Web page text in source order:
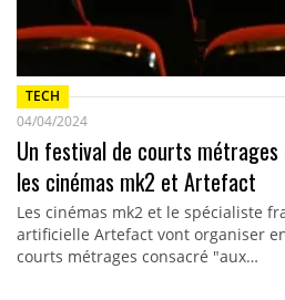
TECH
04/04/2024
Un festival de courts métrages
les cinémas mk2 et Artefact
Les cinémas mk2 et le spécialiste
artificielle Artefact vont organiser
courts métrages consacré "aux…